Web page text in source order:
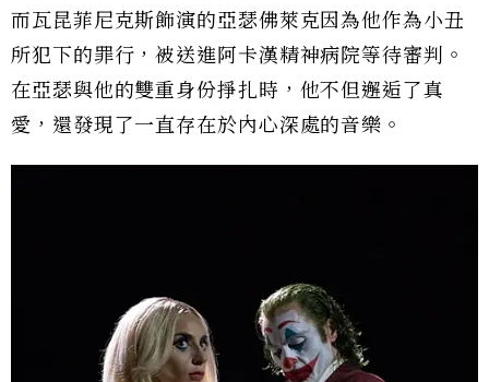
而瓦昆菲尼克斯飾演的亞瑟佛萊克因為他作為小丑
所犯下的罪行，被送進阿卡漢精神病院等待審判。
在亞瑟與他的雙重身份掙扎時，他不但邂逅了真
愛，還發現了一直存在於內心深處的音樂。